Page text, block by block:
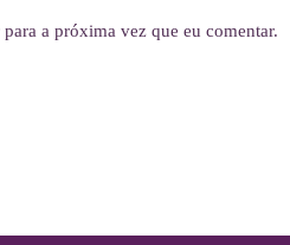
a próxima vez que eu comentar.